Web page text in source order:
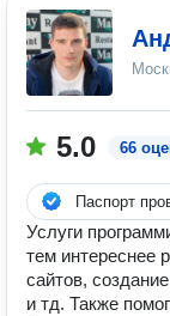
5.0 66
Паспорт
Услуги
тем интереснее
сайтов,
и тд. Также